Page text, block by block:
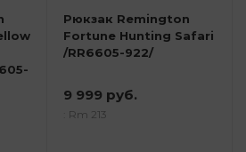
Рюкзак Remington
Fortune Hunting Safari
/RR6605-922/
9 999 руб.
: Rm 213